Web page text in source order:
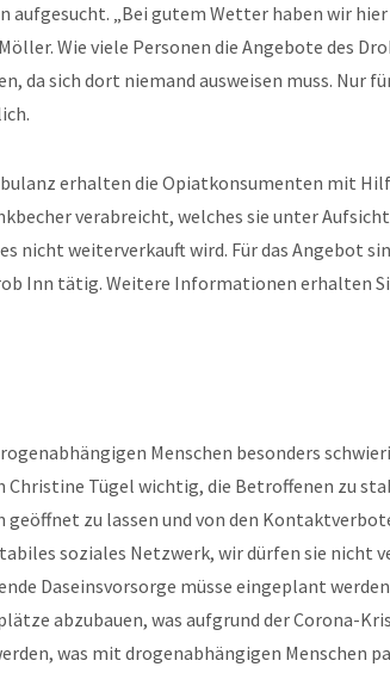
aufgesucht. „Bei gutem Wetter haben wir hier
Wie viele Personen die Angebote des
da sich dort niemand ausweisen muss. Nur
erhalten die Opiatkonsumenten mit
verabreicht, welches sie unter
nicht weiterverkauft wird. Für das Angebot
Inn tätig. Weitere Informationen erhalten
Menschen besonders
Tügel wichtig, die Betroffenen zu
zu lassen und von den
soziales Netzwerk, wir dürfen sie nicht
Daseinsvorsorge müsse eingeplant
abzubauen, was aufgrund der Corona-
was mit drogenabhängigen Menschen